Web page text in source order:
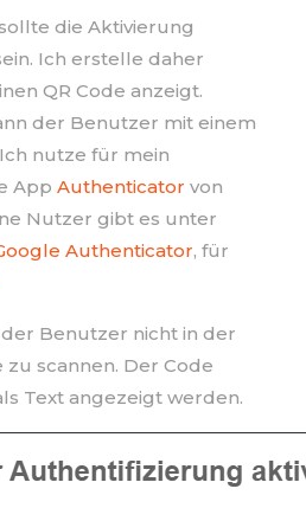
die Aktivierung
Ich erstelle daher
QR Code anzeigt.
der Benutzer mit einem
nutze für mein
App Authenticator von
Nutzer gibt es unter
Authenticator, für
Benutzer nicht in der
zu scannen. Der Code
Text angezeigt werden.